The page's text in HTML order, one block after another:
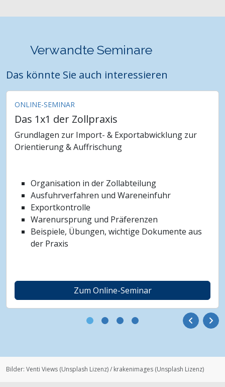
Verwandte Seminare
Das könnte Sie auch interessieren
ONLINE-SEMINAR
Das 1x1 der Zollpraxis
Grundlagen zur Import- & Exportabwicklung zur
Orientierung & Auffrischung
Organisation in der Zollabteilung
Ausfuhrverfahren und Wareneinfuhr
Exportkontrolle
Warenursprung und Präferenzen
Beispiele, Übungen, wichtige Dokumente aus
der Praxis
Zum Online-Seminar
Bilder: Venti Views (Unsplash Lizenz)/ krakenimages (Unsplash Lizenz)